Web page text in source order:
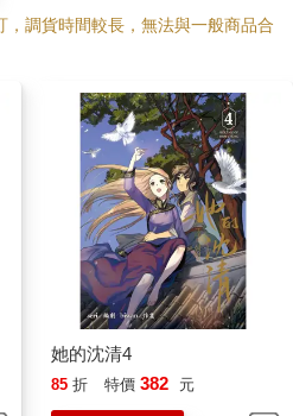
調貨時間較長，無法與一般商品合
她的沈清4
85 折 特價 382 元